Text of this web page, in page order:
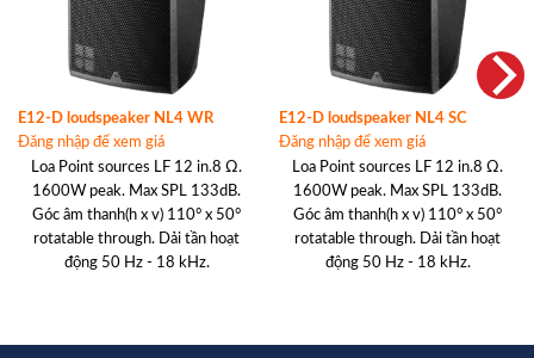
E12-D loudspeaker NL4 WR
Đăng nhập để xem giá
Loa Point sources LF 12 in.8 Ω.
1600W peak. Max SPL 133dB.
Góc âm thanh(h x v) 110° x 50°
rotatable through. Dải tần hoạt
động 50 Hz - 18 kHz.
E12-D loudspeaker NL4 SC
Đăng nhập để xem giá
Loa Point sources LF 12 in.8 Ω.
1600W peak. Max SPL 133dB.
Góc âm thanh(h x v) 110° x 50°
rotatable through. Dải tần hoạt
động 50 Hz - 18 kHz.